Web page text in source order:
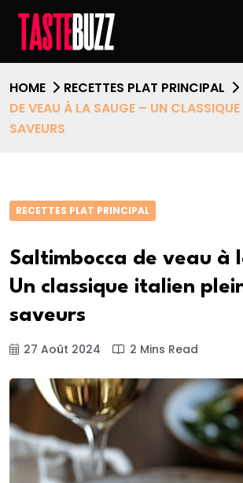
HOME RECETTES PLAT PRINCIPAL
DE VEAU À LA SAUGE – UN CLASSIQUE
SAVEURS
RECETTES PLAT PRINCIPAL
Saltimbocca de veau à
Un classique italien
saveurs
27 Août 2024 2 Mins Read